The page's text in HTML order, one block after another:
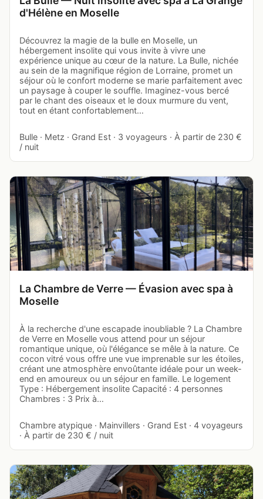
d'Hélène en Moselle
Découvrez la magie de la bulle en Moselle, un
hébergement insolite qui vous invite à vivre une
expérience unique au cœur de la nature. La Bulle, nichée
au sein de la magnifique région de Lorraine, promet un
séjour où le confort moderne se marie parfaitement avec
un paysage à couper le souffle. Imaginez-vous bercé
par le chant des oiseaux et le doux murmure du vent,
tout en étant confortablement…
Bulle · Metz · Grand Est · 3 voyageurs · À partir de 230 €
/ nuit
La Chambre de Verre — Évasion avec spa à
Moselle
À la recherche d'une escapade inoubliable ? La Chambre
de Verre en Moselle vous attend pour un séjour
romantique unique, où l'élégance se mêle à la nature. Ce
cocon vitré vous offre une vue imprenable sur les étoiles,
créant une atmosphère envoûtante idéale pour un week-
end en amoureux ou un séjour en famille. Le logement
Type : Hébergement insolite Capacité : 4 personnes
Chambres : 3 Prix à…
Chambre atypique · Mainvillers · Grand Est · 4 voyageurs
· À partir de 230 € / nuit